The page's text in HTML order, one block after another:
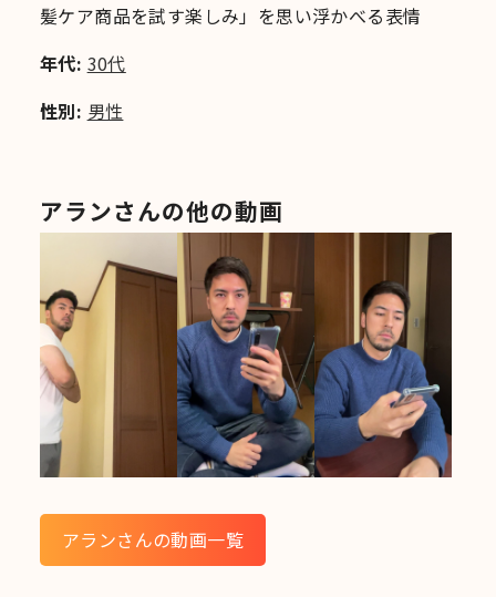
髪ケア商品を試す楽しみ」を思い浮かべる表情
年代: 30代
性別: 男性
アランさんの他の動画
アランさんの動画一覧